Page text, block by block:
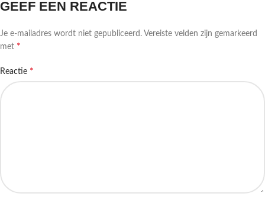
GEEF EEN REACTIE
Je e-mailadres wordt niet gepubliceerd. Vereiste velden zijn gemarkeerd
met *
Reactie *